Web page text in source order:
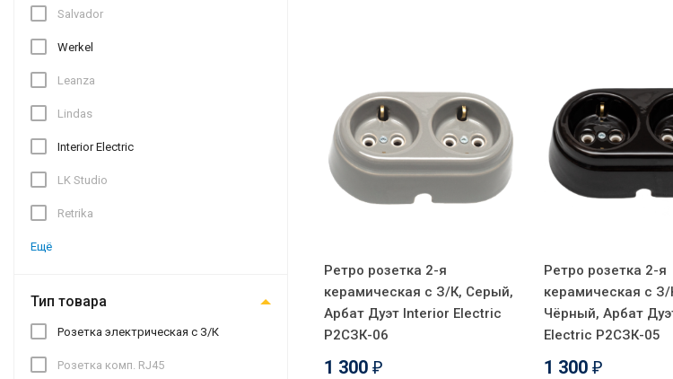
Salvador
Werkel
Leanza
Lindas
Interior Electric
LK Studio
Retrika
Ещё
Тип товара
Розетка электрическая с З/К
Розетка комп. RJ45
Ретро розетка 2-я
керамическая с З/К, Серый,
Арбат Дуэт Interior Electric
Р2СЗК-06
1 300 ₽
Ретро розетка 2-я
керамическая с З/
Чёрный, Арбат
Electric Р2СЗК-05
1 300 ₽